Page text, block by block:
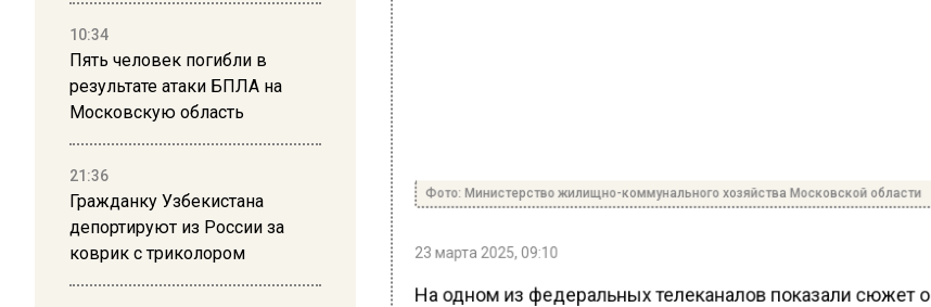
10:34
Пять человек погибли в
результате атаки БПЛА на
Московскую область
21:36
Гражданку Узбекистана
депортируют из России за
коврик с триколором
Фото: Министерство жилищно-коммунального хозяйства Московской области
23 марта 2025, 09:10
На одном из федеральных телеканалов показали сюжет о